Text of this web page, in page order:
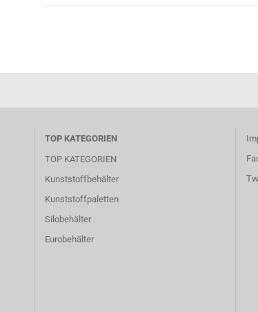
TOP KATEGORIEN
TOP KATEGORIEN
Kunststoffbehälter
Kunststoffpaletten
Silobehälter
Eurobehälter